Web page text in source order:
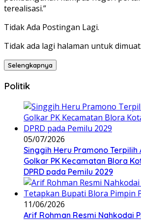
terealisasi.”
Tidak Ada Postingan Lagi.
Tidak ada lagi halaman untuk dimuat.
Selengkapnya
Politik
05/07/2026
Singgih Heru Pramono Terpilih
Golkar PK Kecamatan Blora
DPRD pada Pemilu 2029
11/06/2026
Arif Rohman Resmi Nahkodai